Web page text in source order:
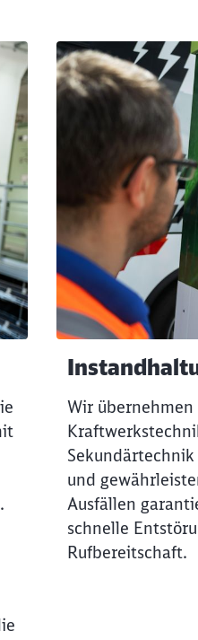
Wir
und
Ausfällen
schnelle
Rufbereitschaft.
werden?
Weiter